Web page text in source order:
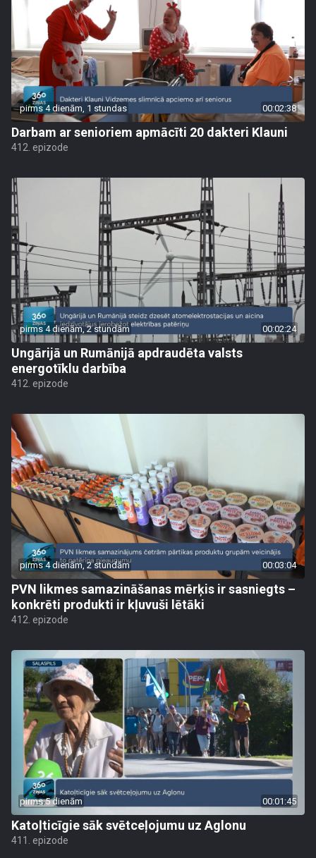
pirms 4 dienām, 1 stundas 00:02:38
Darbam ar senioriem apmācīti 20 dakteri Klauni
412. epizode
pirms 4 dienām, 2 stundām 00:02:24
Ungārijā un Rumānijā apdraudēta valsts
energotīklu darbība
412. epizode
pirms 4 dienām, 2 stundām 00:03:04
PVN likmes samazināšanas mērķis ir sasniegts –
konkrēti produkti ir kļuvuši lētāki
412. epizode
pirms 5 dienām 00:01:45
Katoļticīgie sāk svētceļojumu uz Aglonu
411. epizode